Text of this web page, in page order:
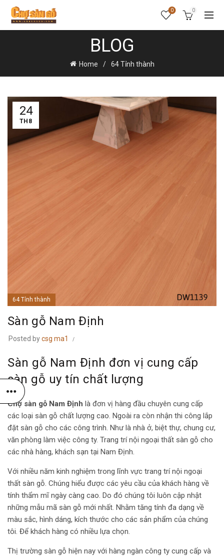
0 0
BLOG
Home 64 Tỉnh thành
24
TH8
64 Tỉnh thành
Sàn gỗ Nam Định
Posted bycsg ma1
Sàn gỗ Nam Định đơn vị cung cấp
sàn gỗ uy tín chất lượng
Chợ sàn gỗ Nam Định là đơn vị hàng đầu chuyên cung cấp
các loại sàn gỗ chất lượng cao. Ngoài ra còn nhận thi công lắp
đặt sàn gỗ cho các công trình. Như là nhà ở, biệt thự, chung cư,
văn phòng làm việc công ty. Trang trí nội ngoại thất sàn gỗ cho
các nhà hàng, khách sạn tại Nam Định.
Với nhiều năm kinh nghiệm trong lĩnh vực trang trí nội ngoại
thất sàn gỗ. Chúng hiểu được các yêu cầu của khách hàng về
tính thẩm mĩ ngày càng cao. Do đó chúng tôi luôn cập nhật
những mẫu mã sàn gỗ mới nhất. Nhằm tăng tính đa dạng về
màu sắc, hình dáng, kích thước cho các sản phẩm của chúng
tôi. Để khách hàng có nhiều lựa chọn.
Thị trường sàn gỗ hiện nay với hàng ngàn công ty cung cấp và